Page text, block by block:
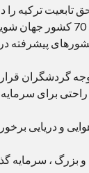
250،000 دلار در ترکیه ، شما حق تابعیت
گذرنامه ترکیه در جهان سی و ششم است. – و به شما اجازه می دهد بدون ویزا وارد 70
پیشرفته در
گردشگران
راحتی برای
و دریایی
بزرگ ، سرمایه